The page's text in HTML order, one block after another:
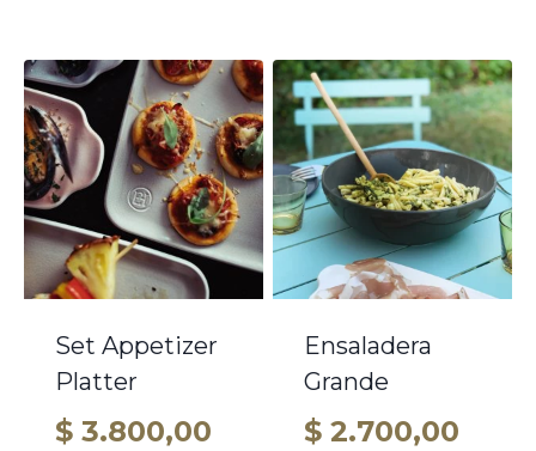
Set Appetizer
Platter
$ 3.800,00
Ensaladera
Grande
$ 2.700,00